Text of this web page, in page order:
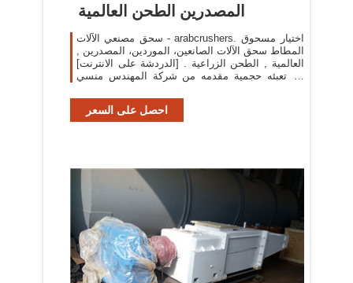
المصدرين الطحن العالمية
سحق مصنعي الآلات - arabcrushers. اختيار مسحوق
المطاط سحق الآلات الصانعين، الموردين، المصدرين ,
العالمية , الطحن الزراعية . [الدردشة على الانترنت]
آلة تعبئه حجمية مقدمه من شركة المهندس منسي
احصل على السعر